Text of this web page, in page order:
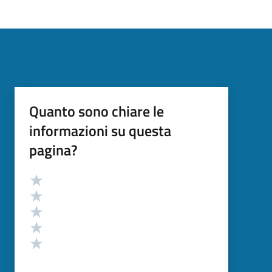
Quanto sono chiare le
informazioni su questa
pagina?
Valutazione